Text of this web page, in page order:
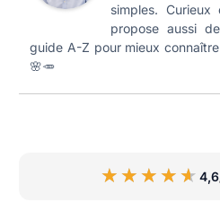
simples.
propose aussi
guide A-Z pour mieux
🌸🥕
★★★★★
★★★★★ 4,6